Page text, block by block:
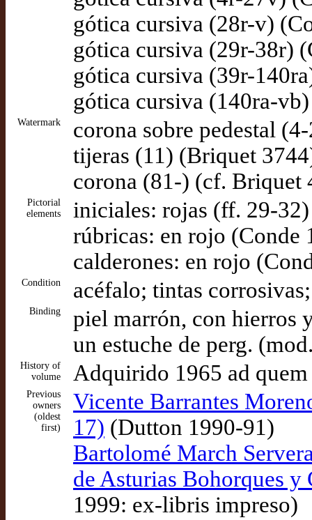
gótica cursiva (28r-v)
gótica cursiva (29r-38r)
gótica cursiva (39r-
gótica cursiva (140ra-
Watermark
corona sobre pedestal
tijeras (11) (Briquet
corona (81-) (cf. Briquet
Pictorial
elements
iniciales: rojas (ff. 29-
rúbricas: en rojo (Conde
calderones: en rojo
Condition acéfalo; tintas
Binding
piel marrón, con hierros
un estuche de perg.
History of
volume
Adquirido 1965 ad quem
Previous
owners
(oldest
first)
Vicente Barrantes
17) (Dutton 1990-91)
Bartolomé March
de Asturias Bohorques y
1999: ex-libris impreso)